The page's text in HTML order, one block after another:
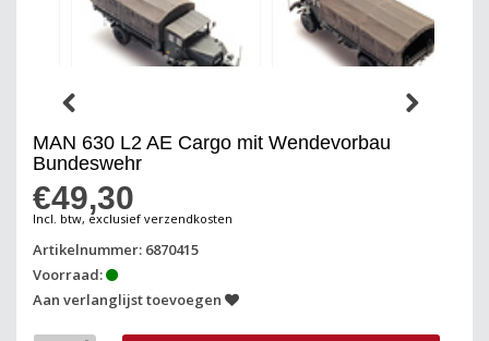
MAN 630 L2 AE Cargo mit Wendevorbau
Bundeswehr
€49,30
Incl. btw, exclusief verzendkosten
Artikelnummer: 6870415
Voorraad:
Aan verlanglijst toevoegen